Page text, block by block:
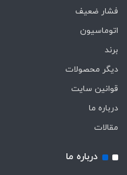
فشار ضعیف
اتوماسیون
برند
دیگر محصولات
قوانین سایت
درباره ما
مقالات
درباره ما